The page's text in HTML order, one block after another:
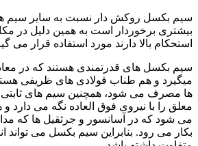
سیم بکسل روکش دار نسبت به سایر سیم
بیشتری برخوردار است به همین دلیل در
استحکام بالا دارند مورد استفاده قرار می
سیم بکسل های قدرتمندی هستند که در
میگیرد و هم طناب فولادی های ظریفی
ها مصرف می شود، همچنین سیم های ثابتی
معلق را با نیروی فوق العاده نگه می دارد
می شود که در آسانسور و جرثقیل ها که
بکار می رود. بنابراین سیم بکسل می تواند